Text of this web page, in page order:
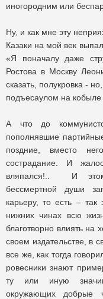
иногородним или
Ну, и как мне эту
Казаки на мой век
«Я поначалу даже
Ростова в Москву
сказать, полукровка -
подъесаулом на кобыле
А что до
пополнявшие
поздние, вместо
сострадание. И
вляпался!.. И
бессмертной души
карьеру, то есть –
нижних чинах всю
благотворно влиять на
своем издательстве, в
все же, как тогда
ровесники знают
ту или иную
окружающих добрые